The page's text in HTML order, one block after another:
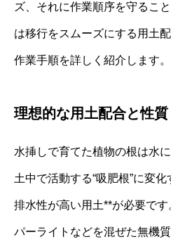
ズ、それに作業順序を守るこ
は移行をスムーズにする用土
作業手順を詳しく紹介します。
理想的な用土配合と性質
水挿しで育てた植物の根は水に
土中で活動する“吸肥根”に変
排水性が高い用土**が必要です
パーライトなどを混ぜた無機